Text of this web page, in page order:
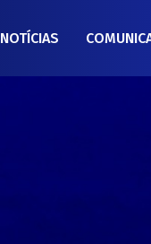
NOTÍCIAS